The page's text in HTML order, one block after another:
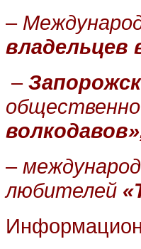
–
владельцев
–
–
любителей